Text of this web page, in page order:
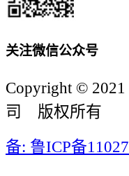
关注微信公众号
Copyright ©
司 版权所有
备: 鲁ICP备